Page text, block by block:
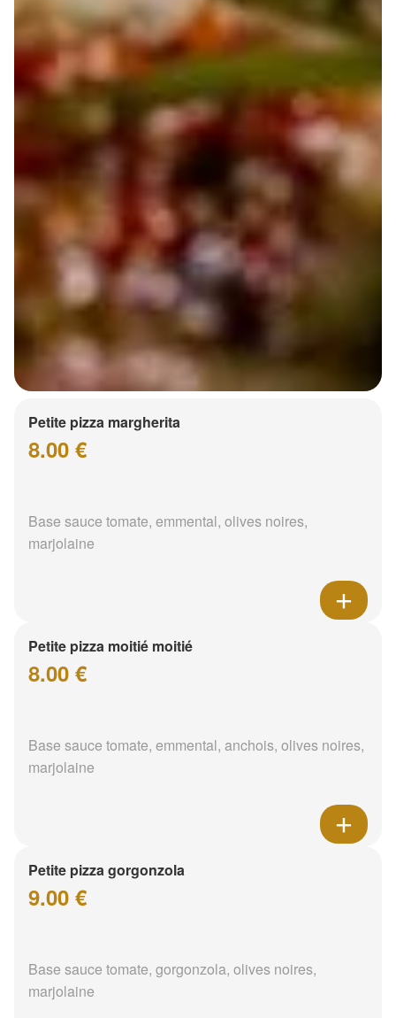
Petite pizza margherita
8.00 €
Base sauce tomate, emmental, olives noires,
marjolaine
Petite pizza moitié moitié
8.00 €
Base sauce tomate, emmental, anchois, olives noires,
marjolaine
Petite pizza gorgonzola
9.00 €
Base sauce tomate, gorgonzola, olives noires,
marjolaine